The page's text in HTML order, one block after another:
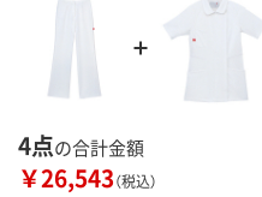
4点の合計金額
￥26,543（税込）